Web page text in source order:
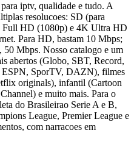
iptv, qualidade e tudo. A
resolucoes: SD (para
Full HD (1080p) e 4K Ultra HD
Para HD, bastam 10 Mbps;
Mbps. Nosso catalogo e um
abertos (Globo, SBT, Record,
ESPN, SporTV, DAZN), filmes
originals), infantil (Cartoon
e muito mais. Para o
do Brasileirao Serie A e B,
League, Premier League e
com narracoes em